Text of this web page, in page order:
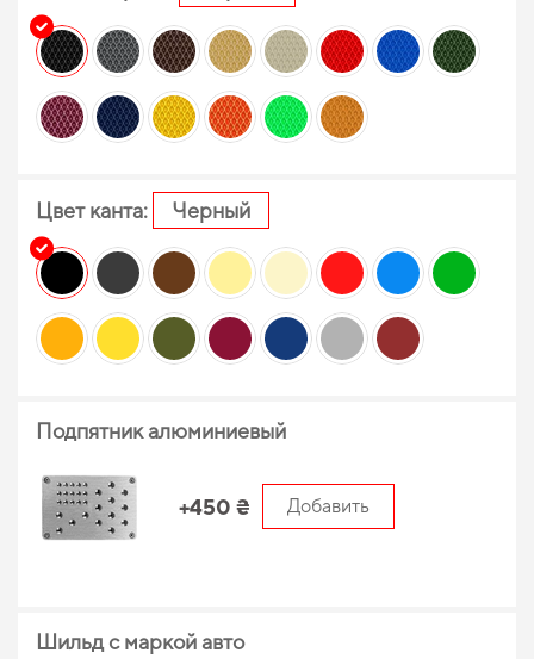
Цвет канта: Черный
Подпятник алюминиевый
+450 ₴ Добавить
Шильд с маркой авто